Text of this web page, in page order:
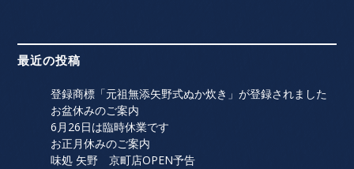
最近の投稿
登録商標「元祖無添矢野式ぬか炊き」が登録されました
お盆休みのご案内
6月26日は臨時休業です
お正月休みのご案内
味処 矢野 京町店OPEN予告